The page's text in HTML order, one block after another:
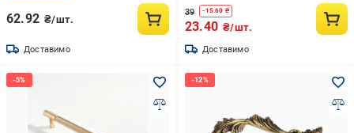
62.92 ₴/шт.
Доставимо
39 -15.60 ₴
23.40 ₴/шт.
Доставимо